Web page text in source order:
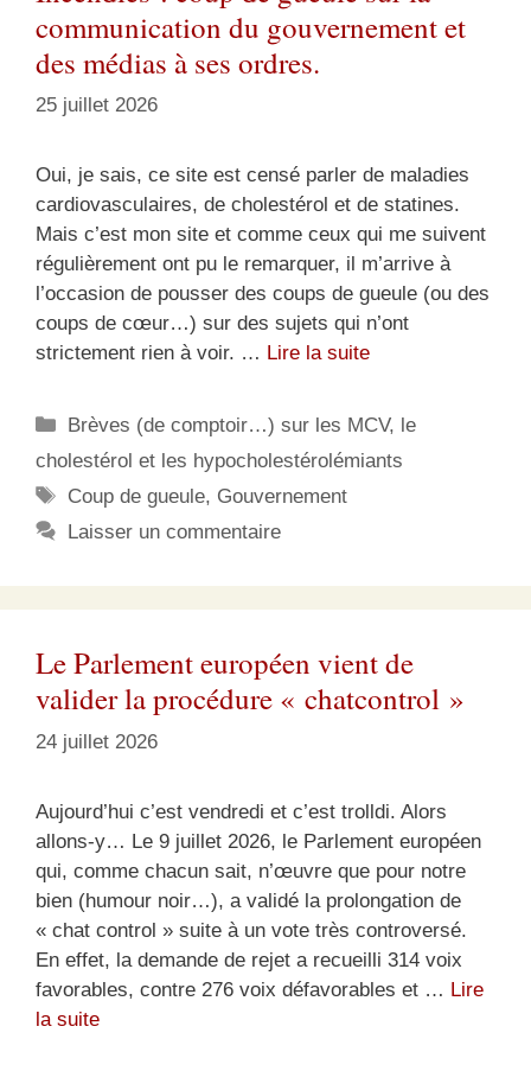
communication du gouvernement et
des médias à ses ordres.
25 juillet 2026
Oui, je sais, ce site est censé parler de maladies
cardiovasculaires, de cholestérol et de statines.
Mais c’est mon site et comme ceux qui me suivent
régulièrement ont pu le remarquer, il m’arrive à
l’occasion de pousser des coups de gueule (ou des
coups de cœur…) sur des sujets qui n’ont
strictement rien à voir. … Lire la suite
Catégories
Brèves (de comptoir…) sur les MCV, le
cholestérol et les hypocholestérolémiants
Étiquettes
Coup de gueule, Gouvernement
Laisser un commentaire
Le Parlement européen vient de
valider la procédure « chatcontrol »
24 juillet 2026
Aujourd’hui c’est vendredi et c’est trolldi. Alors
allons-y… Le 9 juillet 2026, le Parlement européen
qui, comme chacun sait, n’œuvre que pour notre
bien (humour noir…), a validé la prolongation de
« chat control » suite à un vote très controversé.
En effet, la demande de rejet a recueilli 314 voix
favorables, contre 276 voix défavorables et … Lire
la suite